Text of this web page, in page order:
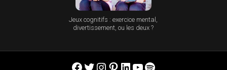
Jeux cognitifs : exercice mental,
divertissement, ou les deux ?
Facebook
Twitter
Instagram
Pinterest
LinkedIn
YouTube
Spotify